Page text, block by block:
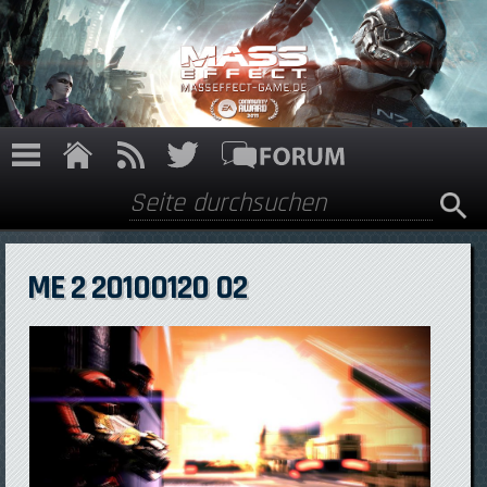
Direkt zum Inhalt
Suchformular
Suche
ME 2 20100120 02